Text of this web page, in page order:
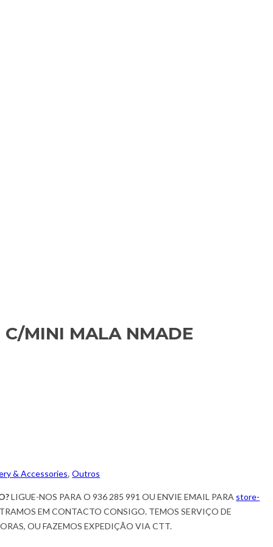
C/MINI MALA NMADE
& Accessories,Outros
LIGUE-NOS PARA O 936 285 991 OU ENVIE EMAIL PARA store-
EM CONTACTO CONSIGO. TEMOS SERVIÇO DE
OU FAZEMOS EXPEDIÇÃO VIA CTT.